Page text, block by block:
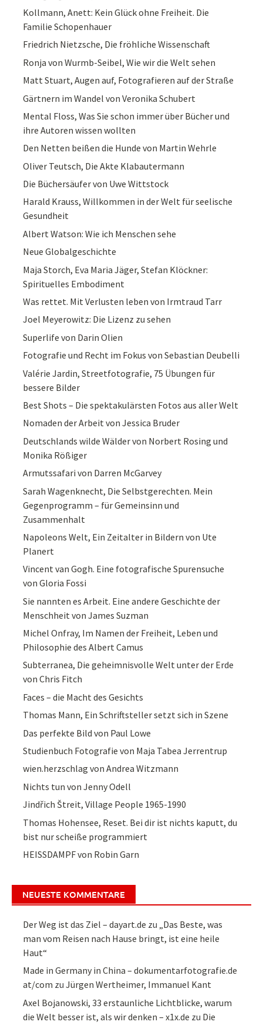
Kollmann, Anett: Kein Glück ohne Freiheit. Die
Familie Schopenhauer
Friedrich Nietzsche, Die fröhliche Wissenschaft
Ronja von Wurmb-Seibel, Wie wir die Welt sehen
Matt Stuart, Augen auf, Fotografieren auf der Straße
Gärtnern im Wandel von Veronika Schubert
Mental Floss, Was Sie schon immer über Bücher und
ihre Autoren wissen wollten
Den Netten beißen die Hunde von Martin Wehrle
Oliver Teutsch, Die Akte Klabautermann
Die Büchersäufer von Uwe Wittstock
Harald Krauss, Willkommen in der Welt für seelische
Gesundheit
Albert Watson: Wie ich Menschen sehe
Neue Globalgeschichte
Maja Storch, Eva Maria Jäger, Stefan Klöckner:
Spirituelles Embodiment
Was rettet. Mit Verlusten leben von Irmtraud Tarr
Joel Meyerowitz: Die Lizenz zu sehen
Superlife von Darin Olien
Fotografie und Recht im Fokus von Sebastian Deubelli
Valérie Jardin, Streetfotografie, 75 Übungen für
bessere Bilder
Best Shots – Die spektakulärsten Fotos aus aller Welt
Nomaden der Arbeit von Jessica Bruder
Deutschlands wilde Wälder von Norbert Rosing und
Monika Rößiger
Armutssafari von Darren McGarvey
Sarah Wagenknecht, Die Selbstgerechten. Mein
Gegenprogramm – für Gemeinsinn und
Zusammenhalt
Napoleons Welt, Ein Zeitalter in Bildern von Ute
Planert
Vincent van Gogh. Eine fotografische Spurensuche
von Gloria Fossi
Sie nannten es Arbeit. Eine andere Geschichte der
Menschheit von James Suzman
Michel Onfray, Im Namen der Freiheit, Leben und
Philosophie des Albert Camus
Subterranea, Die geheimnisvolle Welt unter der Erde
von Chris Fitch
Faces – die Macht des Gesichts
Thomas Mann, Ein Schriftsteller setzt sich in Szene
Das perfekte Bild von Paul Lowe
Studienbuch Fotografie von Maja Tabea Jerrentrup
wien.herzschlag von Andrea Witzmann
Nichts tun von Jenny Odell
Jindřich Štreit, Village People 1965-1990
Thomas Hohensee, Reset. Bei dir ist nichts kaputt, du
bist nur scheiße programmiert
HEISSDAMPF von Robin Garn
NEUESTE KOMMENTARE
Der Weg ist das Ziel – dayart.de zu „Das Beste, was
man vom Reisen nach Hause bringt, ist eine heile
Haut“
Made in Germany in China – dokumentarfotografie.de
at/com zuJürgen Wertheimer, Immanuel Kant
Axel Bojanowski, 33 erstaunliche Lichtblicke, warum
die Welt besser ist, als wir denken – x1x.de zu Die